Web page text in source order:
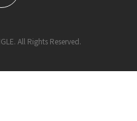
All Rights Reserved.